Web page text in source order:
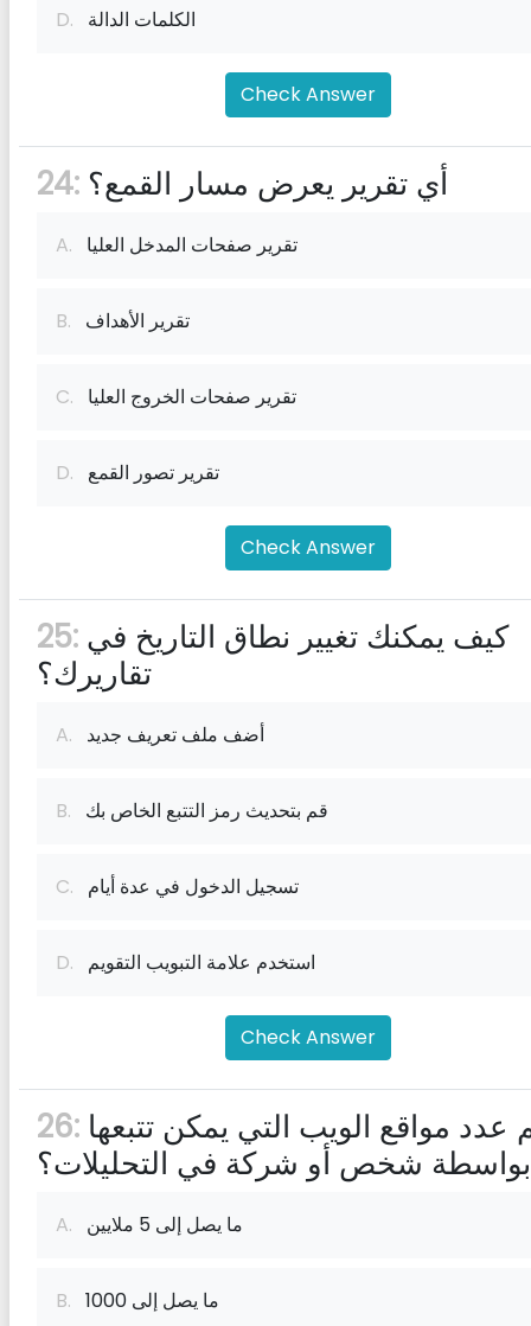
D. الكلمات الدالة
Check Answer
24: أي تقرير يعرض مسار القمع؟
A. تقرير صفحات المدخل العليا
B. تقرير الأهداف
C. تقرير صفحات الخروج العليا
D. تقرير تصور القمع
Check Answer
25:
تقاريرك؟
A. أضف ملف تعريف جديد
B. قم بتحديث رمز التتبع الخاص بك
C. تسجيل الدخول في عدة أيام
D. استخدم علامة التبويب التقويم
Check Answer
26:
بواسطة شخص أو شركة في التحليلات؟
A. ما يصل إلى 5 ملايين
B. ما يصل إلى 1000